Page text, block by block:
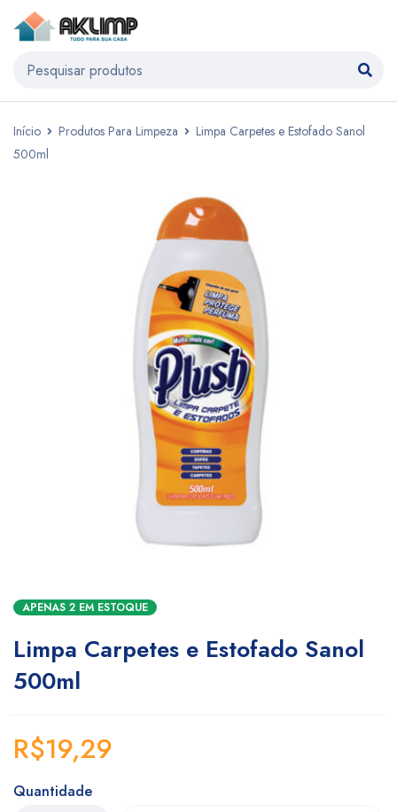
Início Produtos Para Limpeza
Limpa Carpetes e Estofado Sanol
500ml
APENAS 2 EM ESTOQUE
Limpa Carpetes e Estofado Sanol
500ml
R$19,29
Quantidade